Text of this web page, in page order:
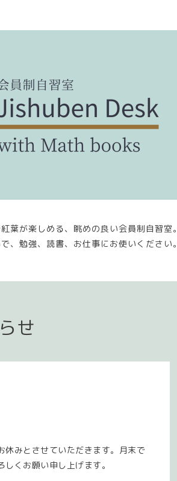
葉が楽しめる、眺めの良い会員制自習室。
、勉強、読書、お仕事にお使いください。
せ
休みとさせていただきます。月末で
くお願い申し上げます。